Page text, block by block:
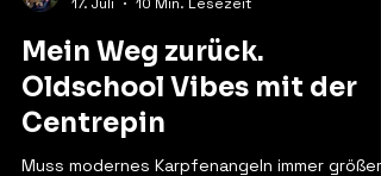
Peter Schapitz
17. Juli
10 Min. Lesezeit
Mein Weg zurück.